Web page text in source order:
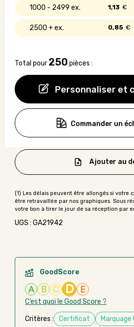
Personnaliser et
1000 - 2499 1,13 €
2500 + 0,85 €
Total pour 250 pièces :
Commander un
Ajouter au
UGS : GA21942
GoodScore
A B C D E
C’est quoi le Good Score ?
Critères : Certificat Marquage